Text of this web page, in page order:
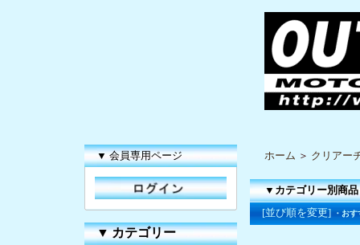
▼ 会員専用ページ
▼カテゴリー
ホーム ＞ クリアー
▼カテゴリー別商品
[並び順を変更]
・お